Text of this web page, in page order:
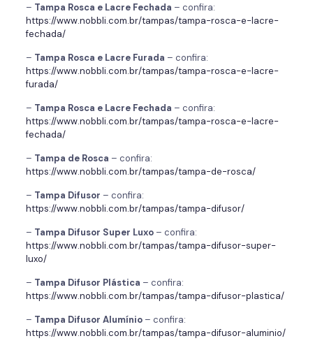
– Tampa Rosca e Lacre Fechada – confira:
https://www.nobbli.com.br/tampas/tampa-rosca-e-lacre-
fechada/
– Tampa Rosca e Lacre Furada – confira:
https://www.nobbli.com.br/tampas/tampa-rosca-e-lacre-
furada/
– Tampa Rosca e Lacre Fechada – confira:
https://www.nobbli.com.br/tampas/tampa-rosca-e-lacre-
fechada/
– Tampa de Rosca – confira:
https://www.nobbli.com.br/tampas/tampa-de-rosca/
– Tampa Difusor – confira:
https://www.nobbli.com.br/tampas/tampa-difusor/
– Tampa Difusor Super Luxo – confira:
https://www.nobbli.com.br/tampas/tampa-difusor-super-
luxo/
– Tampa Difusor Plástica – confira:
https://www.nobbli.com.br/tampas/tampa-difusor-plastica/
– Tampa Difusor Alumínio – confira:
https://www.nobbli.com.br/tampas/tampa-difusor-aluminio/